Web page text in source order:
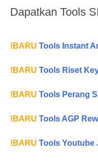
Dapatkan Tools
!BARU Tools Instant
!BARU Tools Riset
!BARU Tools Perang
!BARU Tools AGP
!BARU Tools Youtube